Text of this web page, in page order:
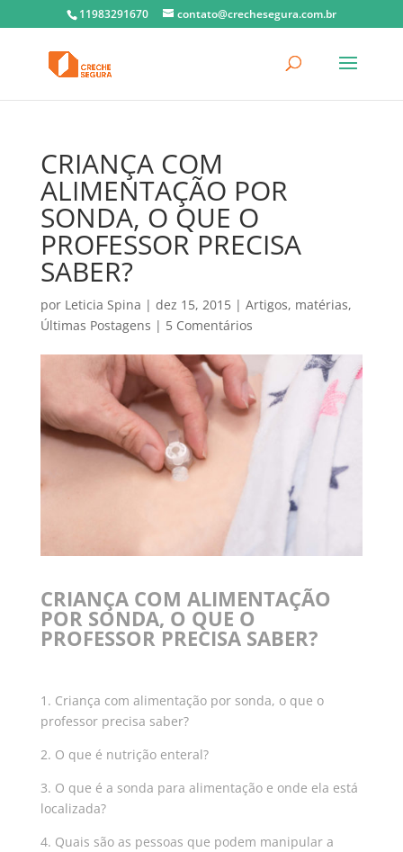
11983291670 contato@crechesegura.com.br
CRIANÇA COM
ALIMENTAÇÃO POR
SONDA, O QUE O
PROFESSOR PRECISA
SABER?
por Leticia Spina | dez 15, 2015| Artigos, matérias,
Últimas Postagens | 5 Comentários
CRIANÇA COM ALIMENTAÇÃO
POR SONDA, O QUE O
PROFESSOR PRECISA SABER?
1. Criança com alimentação por sonda, o que o
professor precisa saber?
2. O que é nutrição enteral?
3. O que é a sonda para alimentação e onde ela está
localizada?
4. Quais são as pessoas que podem manipular a